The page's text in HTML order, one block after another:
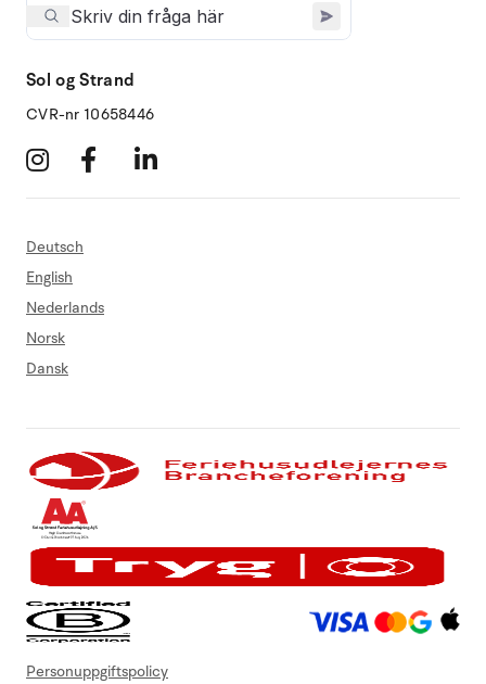
Sol og Strand
CVR-nr 10658446
Deutsch
English
Nederlands
Norsk
Dansk
Personuppgiftspolicy